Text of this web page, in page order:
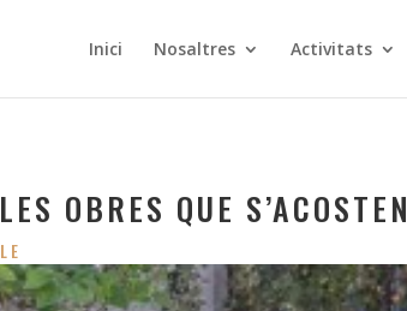
Inici Nosaltres Activitats
OBRES QUE S’ACOSTEN